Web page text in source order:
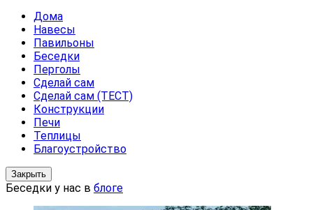
Дома
Навесы
Павильоны
Беседки
Перголы
Сделай сам
Сделай сам (ТЕСТ)
Конструкции
Печи
Теплицы
Благоустройство
Закрыть
Беседки у нас в блоге